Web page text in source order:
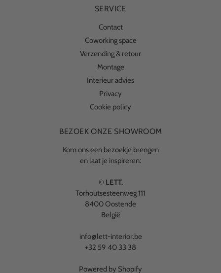
SERVICE
Contact
Coworking space
Verzending & retour
Montage
Interieur advies
Privacy
Cookie policy
BEZOEK ONZE SHOWROOM
Kom ons een bezoekje brengen
en laat je inspireren:
© LETT.
Torhoutsesteenweg 111
8400 Oostende
België
info@lett-interior.be
+32 59 40 33 38
Powered by Shopify